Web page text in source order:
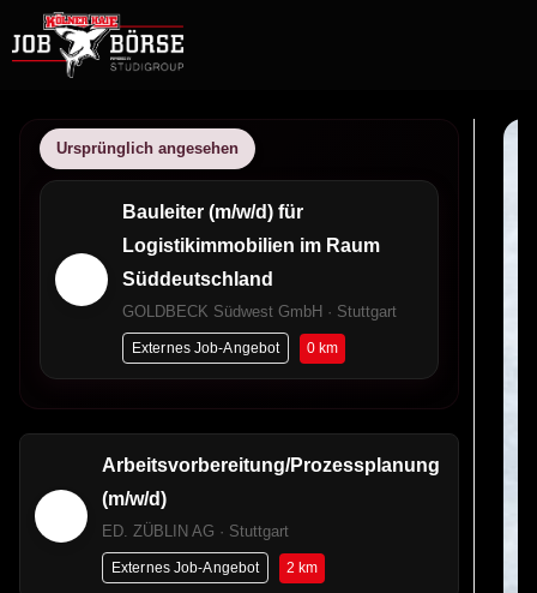
Ursprünglich angesehen
Bauleiter (m/w/d) für
Logistikimmobilien im Raum
Süddeutschland
GOLDBECK Südwest GmbH · Stuttgart
Externes Job-Angebot 0 km
Arbeitsvorbereitung/Prozessplanung
(m/w/d)
ED. ZÜBLIN AG · Stuttgart
Externes Job-Angebot 2 km